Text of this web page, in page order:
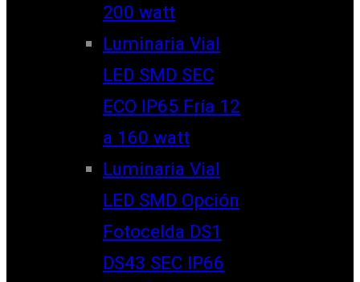
200 watt
Luminaria Vial
LED SMD SEC
ECO IP65 Fría 12
a 160 watt
Luminaria Vial
LED SMD Opción
Fotocelda DS1
DS43 SEC IP66